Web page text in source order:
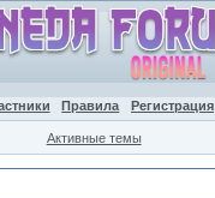
Правила Регистрация
Активные темы